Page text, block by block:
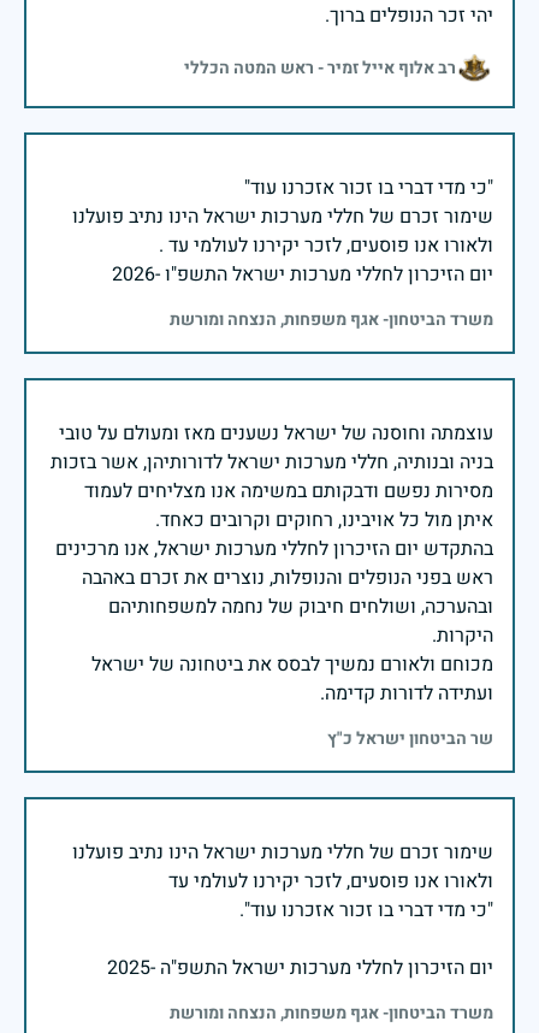
יהי זכר הנופלים ברוך.
רב אלוף אייל זמיר - ראש המטה הכללי
שימור זכרם של חללי מערכות ישראל הינו נתיב פועלנו
יום הזיכרון לחללי מערכות ישראל התשפ"ו -2026
משרד הביטחון- אגף משפחות, הנצחה ומורשת
עוצמתה וחוסנה של ישראל נשענים מאז ומעולם על טובי
בניה ובנותיה, חללי מערכות ישראל לדורותיהן, אשר בזכות
מסירות נפשם ודבקותם במשימה אנו מצליחים לעמוד
בהתקדש יום הזיכרון לחללי מערכות ישראל, אנו מרכינים
ראש בפני הנופלים והנופלות, נוצרים את זכרם באהבה
ובהערכה, ושולחים חיבוק של נחמה למשפחותיהם
מכוחם ולאורם נמשיך לבסס את ביטחונה של ישראל
ועתידה לדורות קדימה.
שר הביטחון ישראל כ"ץ
שימור זכרם של חללי מערכות ישראל הינו נתיב פועלנו
יום הזיכרון לחללי מערכות ישראל התשפ"ה -2025
משרד הביטחון- אגף משפחות, הנצחה ומורשת